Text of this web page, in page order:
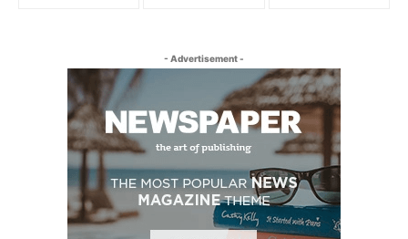
- Advertisement -